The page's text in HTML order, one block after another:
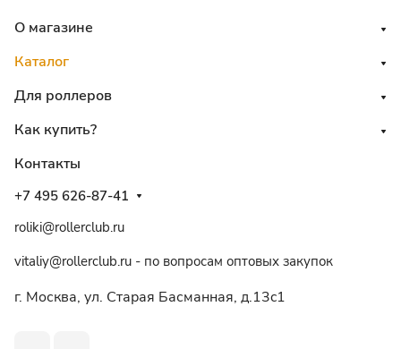
О магазине
Каталог
Для роллеров
Как купить?
Контакты
+7 495 626-87-41
roliki@rollerclub.ru
vitaliy@rollerclub.ru - по вопросам оптовых закупок
г. Москва, ул. Старая Басманная, д.13c1